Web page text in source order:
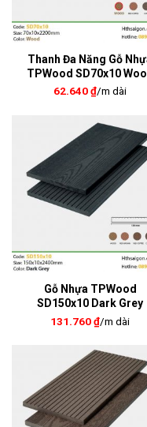
Thanh Đa Năng Gỗ
TPWood SD70x10
62.640₫/m dài
Gỗ Nhựa TPWood
SD150x10 Dark Grey
131.760₫/m dài